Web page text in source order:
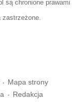
są chronione prawami
zastrzeżone.
Mapa strony
Redakcja